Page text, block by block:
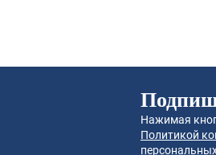
Нажимая
Политикой